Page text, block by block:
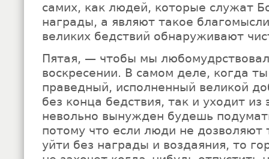
самих, как людей, которые служат
награды, а являют такое
великих бедствий обнаруживают
Пятая, — чтобы мы
воскресении. В самом деле, когда
праведный, исполненный великой
без конца бедствия, так и уходит из
невольно вынужден будешь
потому что если люди не дозволяют
уйти без награды и воздаяния, то